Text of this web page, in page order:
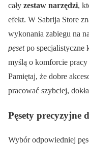
cały zestaw narzędzi,
efekt. W Sabrija Store
wykonania zabiegu na
pęsetpo specjalistyczne
myślą o komforcie
Pamiętaj, że dobre
pracować szybciej,
Pęsety precyzyjne
Wybór odpowiedniej